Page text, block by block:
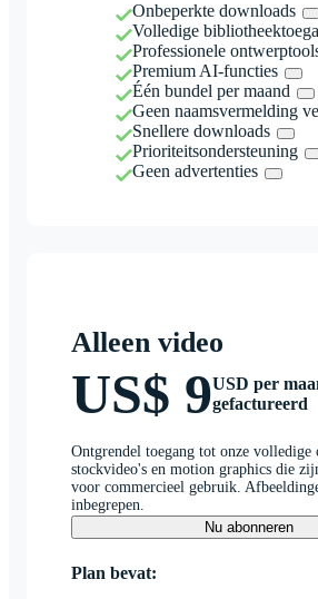
Onbeperkte downloads
Volledige
Professionele
Premium AI-functies
Één bundel per maand
Geen naamsvermelding
Snellere downloads
Prioriteitsondersteuning
Geen advertenties
Alleen video
US$ 9USD per
gefactureerd
Ontgrendel toegang tot onze volledige
stockvideo's en motion graphics die
voor commercieel gebruik.
inbegrepen.
Nu abonneren
Plan bevat: